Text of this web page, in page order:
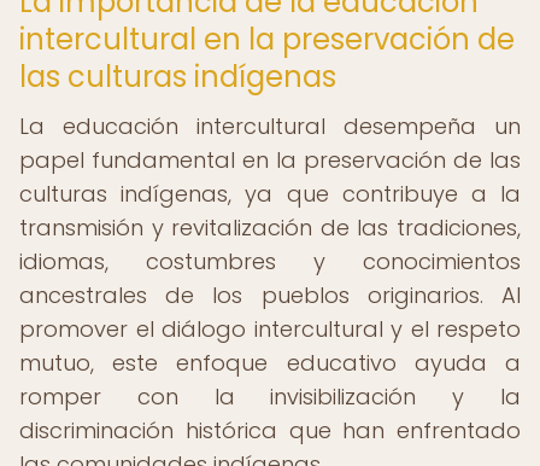
intercultural en la preservación de
las culturas indígenas
La educación intercultural desempeña un
papel fundamental en la preservación de las
culturas indígenas, ya que contribuye a la
transmisión y revitalización de las tradiciones,
idiomas, costumbres y conocimientos
ancestrales de los pueblos originarios. Al
promover el diálogo intercultural y el respeto
mutuo, este enfoque educativo ayuda a
romper con la invisibilización y la
discriminación histórica que han enfrentado